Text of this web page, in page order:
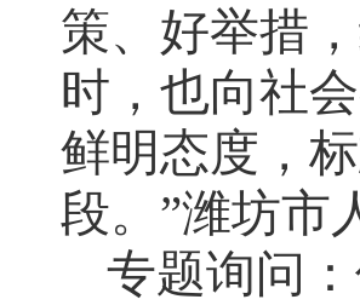
策、好举措
时，也向社
鲜明态度，
段。”潍坊市
专题询问